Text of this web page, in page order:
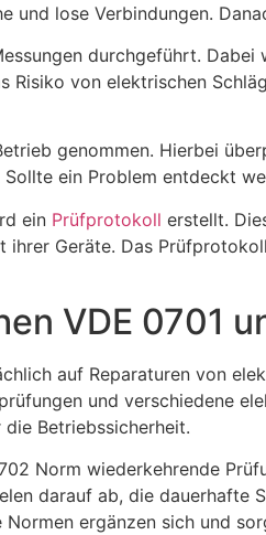
und lose Verbindungen.
durchgeführt.
Risiko von elektrischen
genommen. Hierbei
ein Problem entdeckt
ein Prüfprotokoll erstellt.
Geräte. Das
VDE 0701
auf Reparaturen von
und verschiedene
Betriebssicherheit.
Norm wiederkehrende
darauf ab, die
ergänzen sich und